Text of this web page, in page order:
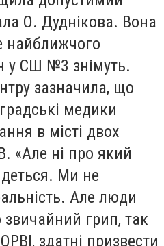
О. Дуднікова. Вона
найближчого
у СШ №3 знімуть.
зазначила, що
медики
в місті двох
«Але ні про який
Ми не
Але люди
грип, так
здатні призвести